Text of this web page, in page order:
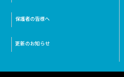
保護者の皆様へ
更新のお知らせ